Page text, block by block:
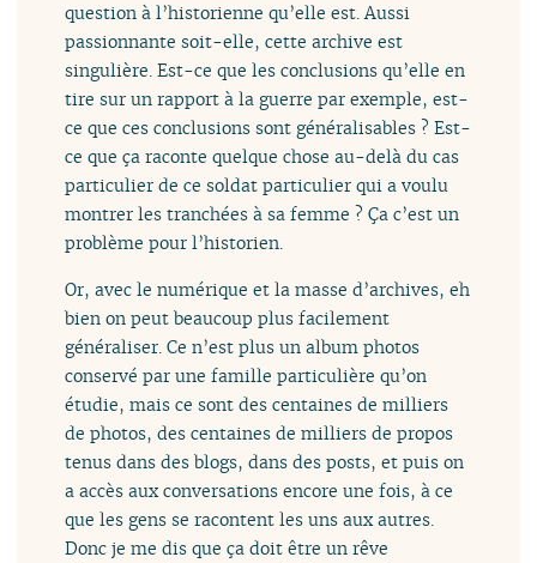
question à l’historienne qu’elle est. Aussi
passionnante soit-elle, cette archive est
singulière. Est-ce que les conclusions qu’elle en
tire sur un rapport à la guerre par exemple, est-
ce que ces conclusions sont généralisables ? Est-
ce que ça raconte quelque chose au-delà du cas
particulier de ce soldat particulier qui a voulu
montrer les tranchées à sa femme ? Ça c’est un
problème pour l’historien.
Or, avec le numérique et la masse d’archives, eh
bien on peut beaucoup plus facilement
généraliser. Ce n’est plus un album photos
conservé par une famille particulière qu’on
étudie, mais ce sont des centaines de milliers
de photos, des centaines de milliers de propos
tenus dans des blogs, dans des posts, et puis on
a accès aux conversations encore une fois, à ce
que les gens se racontent les uns aux autres.
Donc je me dis que ça doit être un rêve